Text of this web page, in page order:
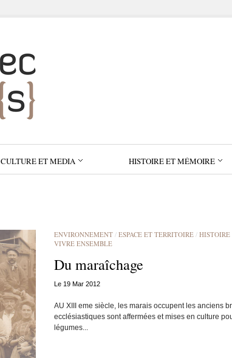
CULTURE ET MEDIA HISTOIRE ET MÉMOIRE
ENVIRONNEMENT / ESPACE ET TERRITOIRE /
VIVRE ENSEMBLE
Du maraîchage
Le 19 Mar 2012
AU XIII eme siècle, les marais occupent les anciens
ecclésiastiques sont affermées et mises en culture
légumes...